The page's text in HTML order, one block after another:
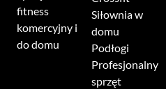
fitness
komercyjny i
do domu
Siłownia w
domu
Podłogi
Profesjonalny
sprzęt